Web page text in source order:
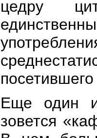
цедру
Еще один
зовется